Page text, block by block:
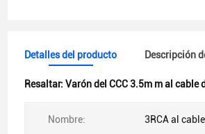
Detalles del producto Descripción
Resaltar: Varón del CCC 3.5m m al cable
Nombre: 3RCA al